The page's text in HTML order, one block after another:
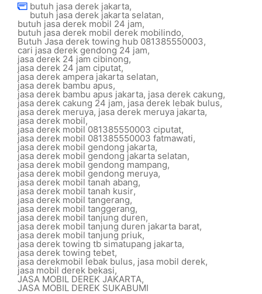
butuh jasa derek jakarta,
butuh jasa derek jakarta selatan,
butuh jasa derek mobil 24 jam,
butuh jasa derek mobil derek mobilindo,
Butuh Jasa derek towing hub 081385550003,
cari jasa derek gendong 24 jam,
jasa derek 24 jam cibinong,
jasa derek 24 jam ciputat,
jasa derek ampera jakarta selatan,
jasa derek bambu apus,
jasa derek bambu apus jakarta, jasa derek cakung,
jasa derek cakung 24 jam, jasa derek lebak bulus,
jasa derek meruya, jasa derek meruya jakarta,
jasa derek mobil,
jasa derek mobil 081385550003 ciputat,
jasa derek mobil 081385550003 fatmawati,
jasa derek mobil gendong jakarta,
jasa derek mobil gendong jakarta selatan,
jasa derek mobil gendong mampang,
jasa derek mobil gendong meruya,
jasa derek mobil tanah abang,
jasa derek mobil tanah kusir,
jasa derek mobil tangerang,
jasa derek mobil tanggerang,
jasa derek mobil tanjung duren,
jasa derek mobil tanjung duren jakarta barat,
jasa derek mobil tanjung priuk,
jasa derek towing tb simatupang jakarta,
jasa derek towing tebet,
jasa derekmobil lebak bulus, jasa mobil derek,
jasa mobil derek bekasi,
JASA MOBIL DEREK JAKARTA,
JASA MOBIL DEREK SUKABUMI